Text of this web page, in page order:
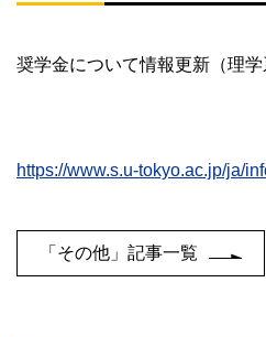
奨学金について情報更新（理学
https://www.s.u-tokyo.ac.jp/ja/
「その他」記事一覧